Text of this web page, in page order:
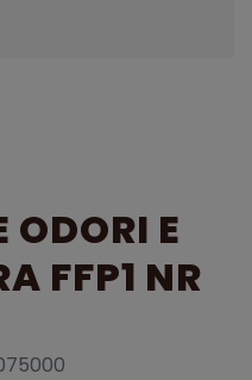
ODORI E
FFP1 NR